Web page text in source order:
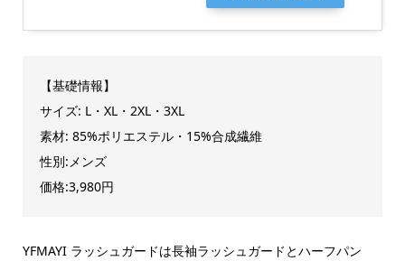
【基礎情報】
サイズ: L・XL・2XL・3XL
素材: 85%ポリエステル・15%合成繊維
性別:メンズ
価格:3,980円
YFMAYI ラッシュガードは長袖ラッシュガードとハーフパン